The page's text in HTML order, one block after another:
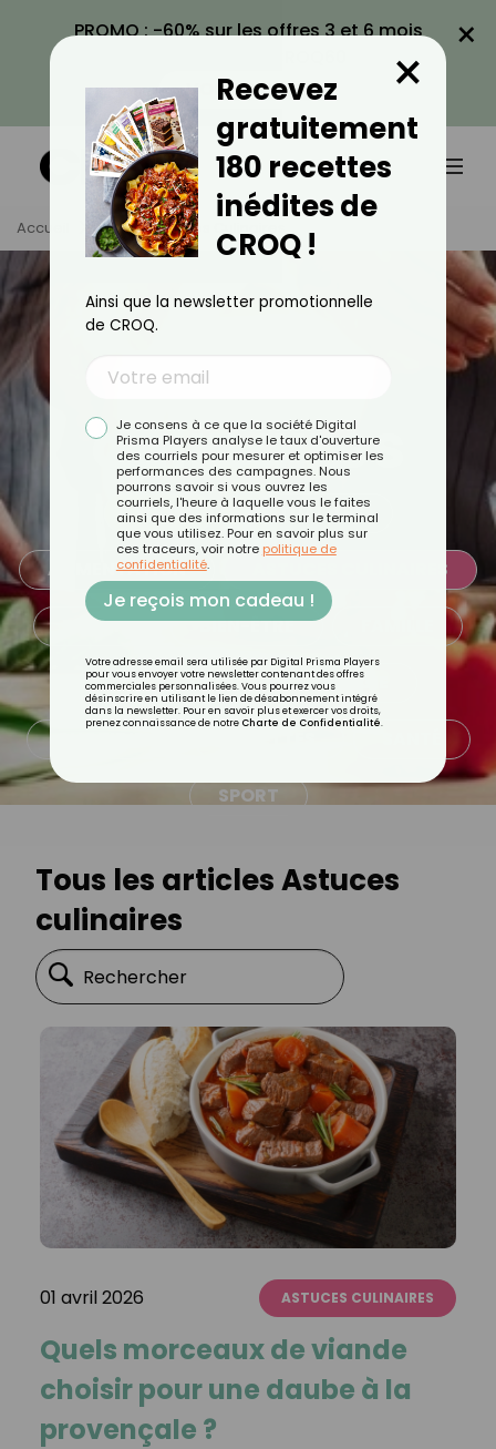
PROMO : -60% sur les offres 3 et 6 mois
VOIR LA PROMO
×
Accueil Tag Astuces Culinaires
Astuces
culinaires
TOUS ACTUALITÉS
ALIMENTATION ASTUCES CULINAIRES
BEAUTÉ BIEN-ÊTRE
MINCEUR PSYCHOLOGIE
SPORT
Tous les articles Astuces
culinaires
01 avril 2026 ASTUCES CULINAIRES
Quels morceaux de viande
choisir pour une daube à la
provençale ?
Recevez
gratuitement
180 recettes
inédites de
CROQ !
×
Ainsi que la newsletter promotionnelle
de CROQ.
Je consens à ce que la société Digital
Prisma Players analyse le taux d'ouverture
des courriels pour mesurer et optimiser les
performances des campagnes. Nous
pourrons savoir si vous ouvrez les
courriels, l'heure à laquelle vous le faites
ainsi que des informations sur le terminal
que vous utilisez. Pour en savoir plus sur
ces traceurs, voir notre politique de
confidentialité.
Je reçois mon cadeau !
Votre adresse email sera utilisée par Digital Prisma Players
pour vous envoyer votre newsletter contenant des offres
commerciales personnalisées. Vous pourrez vous
désinscrire en utilisant le lien de désabonnement intégré
dans la newsletter. Pour en savoir plus et exercer vos droits,
prenez connaissance de notre Charte de Confidentialité.